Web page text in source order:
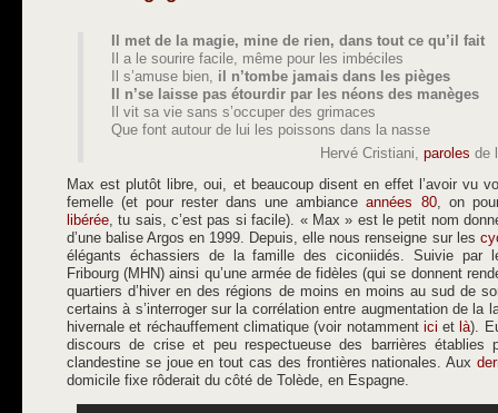
Il met de la magie, mine de rien, dans tout ce qu’il fait
Il a le sourire facile, même pour les imbéciles
Il s’amuse bien, il n’tombe jamais dans les pièges
Il n’se laisse pas étourdir par les néons des manèges
Il vit sa vie sans s’occuper des grimaces
Que font autour de lui les poissons dans la nasse
Hervé Cristiani, paroles de
Max est plutôt libre, oui, et beaucoup disent en effet l’avoir vu
femelle (et pour rester dans une ambianceannées 80, on
libérée, tu sais, c’est pas si facile). « Max » est le petit nom
d’une balise Argos en 1999. Depuis, elle nous renseigne sur les
élégants échassiers de la famille des ciconiidés. Suivie par
Fribourg (MHN) ainsi qu’une armée de fidèles (qui se donnent
quartiers d’hiver en des régions de moins en moins au sud de
certains à s’interroger sur la corrélation entre augmentation de la
hivernale et réchauffement climatique (voir notamment ici et là).
discours de crise et peu respectueuse des barrières établies
clandestine se joue en tout cas des frontières nationales. Aux
domicile fixe rôderait du côté de Tolède, en Espagne.